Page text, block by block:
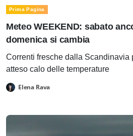
Prima Pagina
Meteo WEEKEND: sabato
domenica si cambia
Correnti fresche dalla Scandinavia
atteso calo delle temperature
Elena Rava